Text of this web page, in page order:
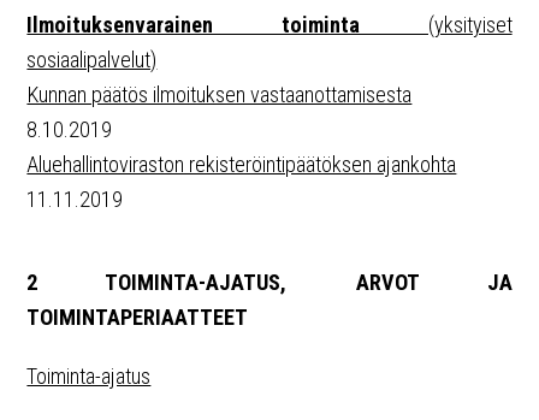
Ilmoituksenvarainen toiminta (yksityiset
sosiaalipalvelut)
Kunnan päätös ilmoituksen vastaanottamisesta
8.10.2019
Aluehallintoviraston rekisteröintipäätöksen ajankohta
11.11.2019
2 TOIMINTA-AJATUS, ARVOT JA
TOIMINTAPERIAATTEET
Toiminta-ajatus